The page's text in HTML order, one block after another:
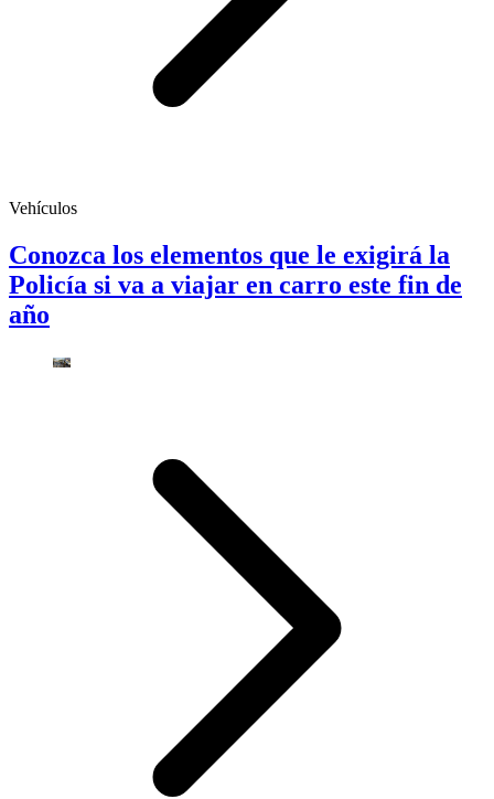
Vehículos
Conozca los elementos que le exigirá la
Policía si va a viajar en carro este fin de
año